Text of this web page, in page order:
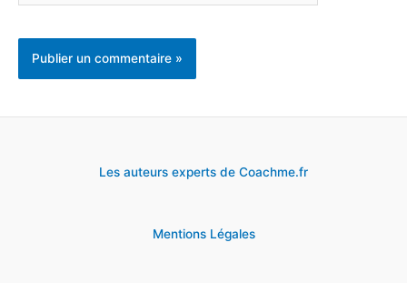
Les auteurs experts de Coachme.fr
Mentions Légales